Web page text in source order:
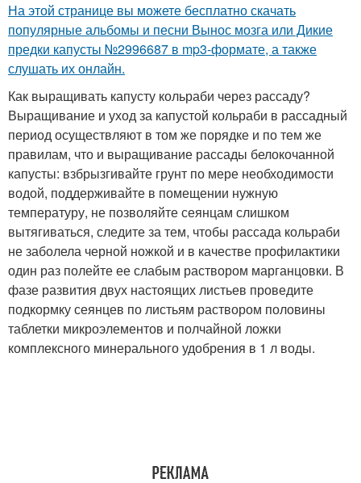
На этой странице вы можете бесплатно скачать
популярные альбомы и песни Вынос мозга или Дикие
предки капусты №2996687 в mp3-формате, а также
слушать их онлайн.
Как выращивать капусту кольраби через рассаду?
Выращивание и уход за капустой кольраби в рассадный
период осуществляют в том же порядке и по тем же
правилам, что и выращивание рассады белокочанной
капусты: взбрызгивайте грунт по мере необходимости
водой, поддерживайте в помещении нужную
температуру, не позволяйте сеянцам слишком
вытягиваться, следите за тем, чтобы рассада кольраби
не заболела черной ножкой и в качестве профилактики
один раз полейте ее слабым раствором марганцовки. В
фазе развития двух настоящих листьев проведите
подкормку сеянцев по листьям раствором половины
таблетки микроэлементов и полчайной ложки
комплексного минерального удобрения в 1 л воды.